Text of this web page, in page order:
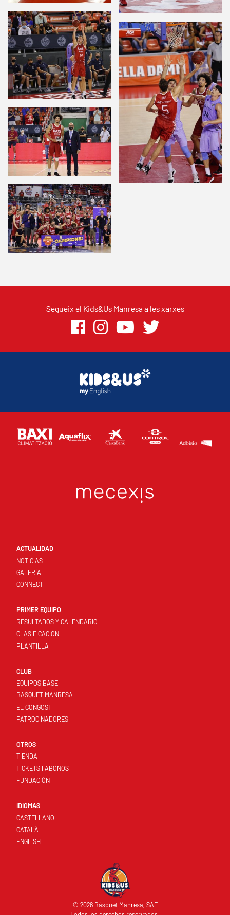
Segueix el Kids&Us Manresa a les xarxes
ACTUALIDAD
NOTICIAS
GALERÍA
CONNECT
PRIMER EQUIPO
RESULTADOS Y CALENDARIO
CLASIFICACIÓN
PLANTILLA
CLUB
EQUIPOS BASE
BASQUET MANRESA
EL CONGOST
PATROCINADORES
OTROS
TIENDA
TICKETS I ABONOS
FUNDACIÓN
IDIOMAS
CASTELLANO
CATALÀ
ENGLISH
© 2026 Bàsquet Manresa, SAE